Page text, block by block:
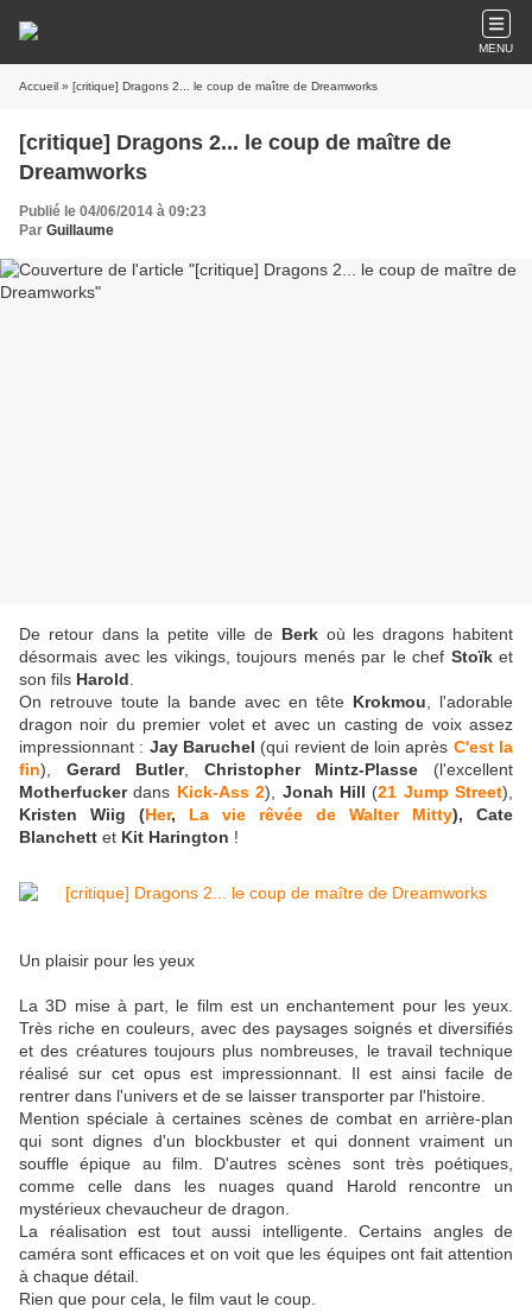
MENU
Accueil » [critique] Dragons 2... le coup de maître de Dreamworks
[critique] Dragons 2... le coup de maître de
Dreamworks
Publié le 04/06/2014 à 09:23
Par Guillaume
De retour dans la petite ville de Berk où les dragons habitent
désormais avec les vikings, toujours menés par le chef Stoïk et
son fils Harold
On retrouve toute la bande avec en tête Krokmou , l'adorable
dragon noir du premier volet et avec un casting de voix assez
impressionnant : Jay Baruchel (qui revient de loin après C'est la
fin), Gerard Butler, Christopher Mintz-Plasse (l'excellent
Motherfuckerdans Kick-Ass 2), Jonah Hill (21 Jump Street),
Kristen Wiig (Her, La vie rêvée de Walter Mitty), Cate
Blanchett et Kit Harington !
Un plaisir pour les yeux
La 3D mise à part, le film est un enchantement pour les yeux.
Très riche en couleurs, avec des paysages soignés et diversifiés
et des créatures toujours plus nombreuses, le travail technique
réalisé sur cet opus est impressionnant. Il est ainsi facile de
rentrer dans l'univers et de se laisser transporter par l'histoire.
Mention spéciale à certaines scènes de combat en arrière-plan
qui sont dignes d'un blockbuster et qui donnent vraiment un
souffle épique au film. D'autres scènes sont très poétiques,
comme celle dans les nuages quand Harold rencontre un
mystérieux chevaucheur de dragon.
La réalisation est tout aussi intelligente. Certains angles de
caméra sont efficaces et on voit que les équipes ont fait attention
à chaque détail.
Rien que pour cela, le film vaut le coup.